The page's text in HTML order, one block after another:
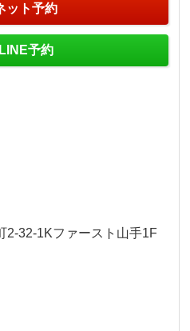
ット予約
LINE予約
2-32-1Kファースト山手1F